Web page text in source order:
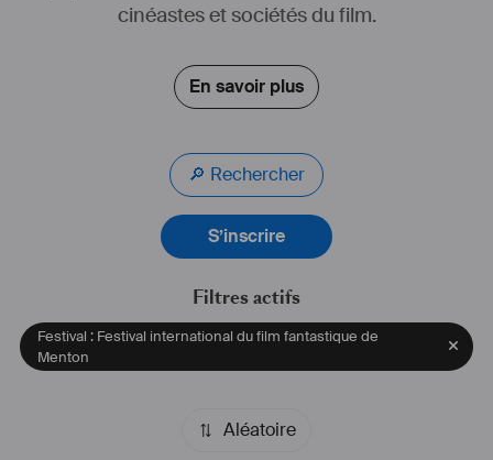
cinéastes et sociétés du film.
En savoir plus
🔎 Rechercher
S’inscrire
Filtres actifs
Festival : Festival international du film fantastique de
Menton
Aléatoire